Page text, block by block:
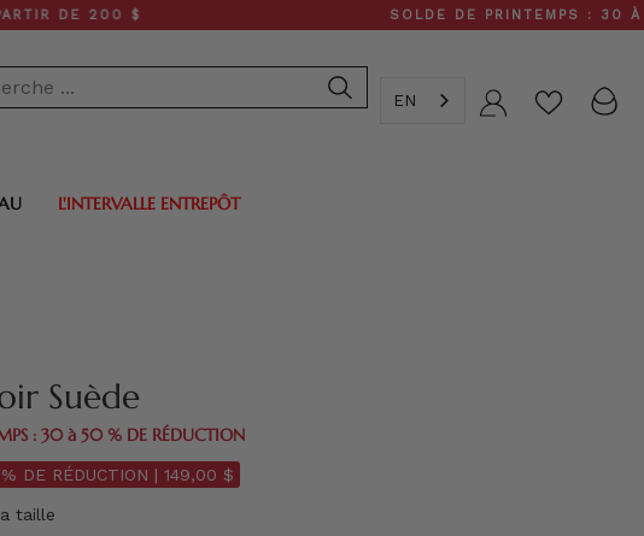
200 $ SOLDE DE PRINTEMPS : 30 À 50 %
EN Compte
L'INTERVALLE ENTREPÔT
Suède
: 30 à 50 % DE RÉDUCTION
DE RÉDUCTION | 149,00 $
taille